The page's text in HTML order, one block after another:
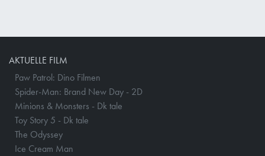
AKTUELLE FILM
Paw Patrol: Dino Filmen
Spider-Man: Brand New Day - 2D
Minions & Monsters - Dk tale
Toy Story 5 - Dk tale
The Odyssey
Ice Cream Man